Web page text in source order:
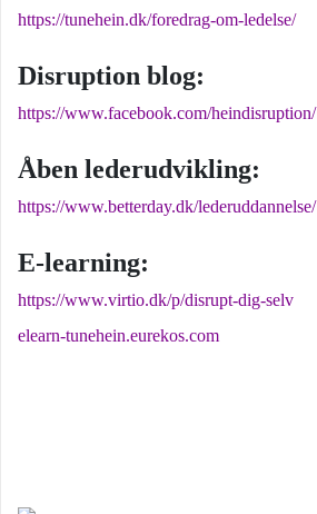
https://tunehein.dk/foredrag-om-ledelse/
Disruption blog:
https://www.facebook.com/heindisruption/
Åben lederudvikling:
https://www.betterday.dk/lederuddannelse/
E-learning:
https://www.virtio.dk/p/disrupt-dig-selv
elearn-tunehein.eurekos.com